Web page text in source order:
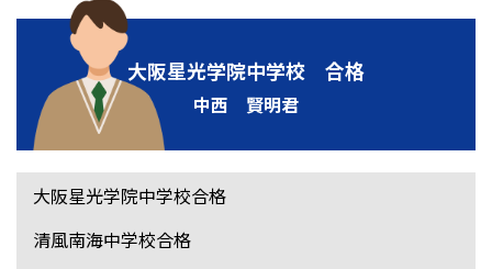
大阪星光学院中学校 合格
中西 賢明君
大阪星光学院中学校合格
清風南海中学校合格